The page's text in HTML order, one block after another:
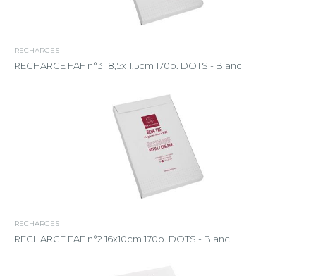
RECHARGES
RECHARGE FAF n°3 18,5x11,5cm 170p. DOTS - Blanc
RECHARGES
RECHARGE FAF n°2 16x10cm 170p. DOTS - Blanc